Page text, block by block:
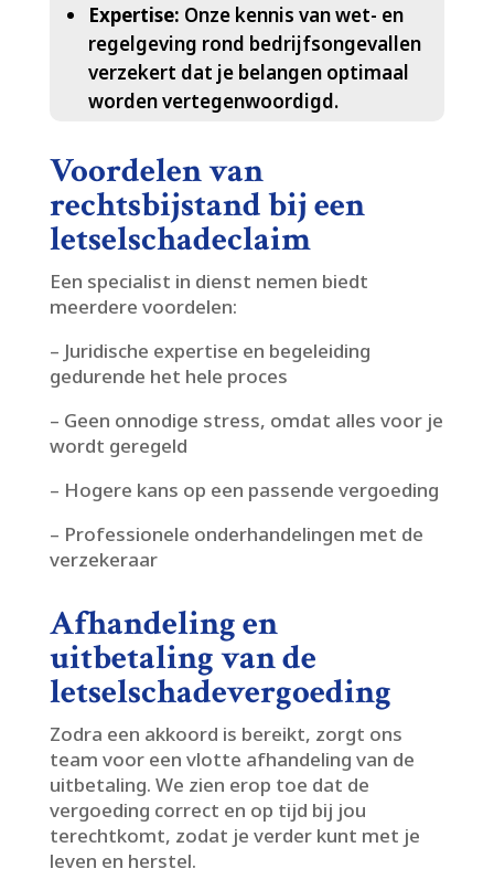
Expertise: Onze kennis van wet- en
regelgeving rond bedrijfsongevallen
verzekert dat je belangen optimaal
worden vertegenwoordigd.​
Voordelen van
rechtsbijstand bij een
letselschadeclaim
Een specialist in dienst nemen biedt
meerdere voordelen:
– Juridische expertise en begeleiding
gedurende het hele proces
– Geen onnodige stress, omdat alles voor je
wordt geregeld
– Hogere kans op een passende vergoeding
– Professionele onderhandelingen met de
verzekeraar
Afhandeling en
uitbetaling van de
letselschadevergoeding
Zodra een akkoord is bereikt, zorgt ons
team voor een vlotte afhandeling van de
uitbetaling.​ We zien erop toe dat de
vergoeding correct en op tijd bij jou
terechtkomt, zodat je verder kunt met je
leven en herstel.​